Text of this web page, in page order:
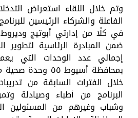
وتم خلال اللقاء استعراض
الفاعلة والشركاء الرئيسين
ضمن المبادرة الرئاسية لتطوير
إجمالي عدد الوحدات التي
بمحافظة أسيوط
خلال الفترات السابقة من
البرنامج من أطباء وصيادلة
وشباب وغيرهم من المسئولين